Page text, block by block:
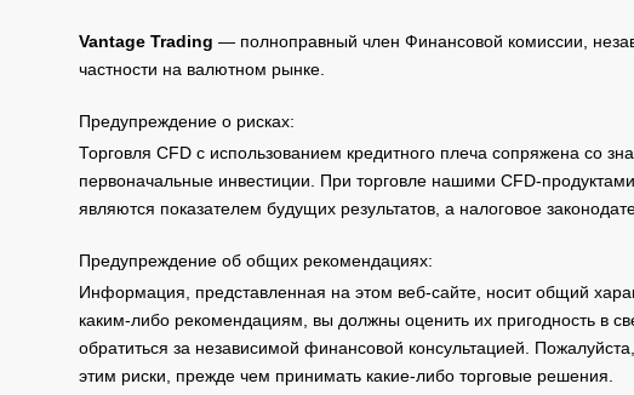
Vantage Trading — полноправный член Финансовой комиссии,
частности на валютном рынке.
Предупреждение о рисках:
Торговля CFD с использованием кредитного плеча сопряжена со
первоначальные инвестиции. При торговле нашими CFD-
являются показателем будущих результатов, а налоговое
Предупреждение об общих рекомендациях:
Информация, представленная на этом веб-сайте, носит общий
каким-либо рекомендациям, вы должны оценить их пригодность в
обратиться за независимой финансовой консультацией.
этим риски, прежде чем принимать какие-либо торговые решения.